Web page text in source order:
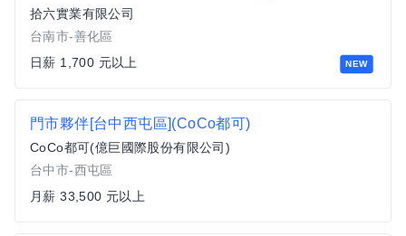
NEW
拾六實業有限公司
台南市-善化區
日薪 1,700 元以上
門市夥伴[台中西屯區](CoCo都可)
CoCo都可(億巨國際股份有限公司)
台中市-西屯區
月薪 33,500 元以上